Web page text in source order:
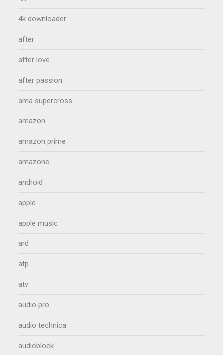
4k downloader
after
after love
after passion
ama supercross
amazon
amazon prime
amazone
android
apple
apple music
ard
atp
atv
audio pro
audio technica
audioblock